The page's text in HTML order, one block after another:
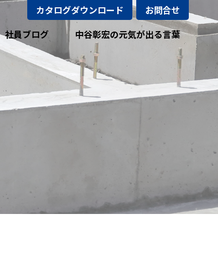
社員ブログ 中谷彰宏の元気が出る言葉
カタログダウンロード お問合せ